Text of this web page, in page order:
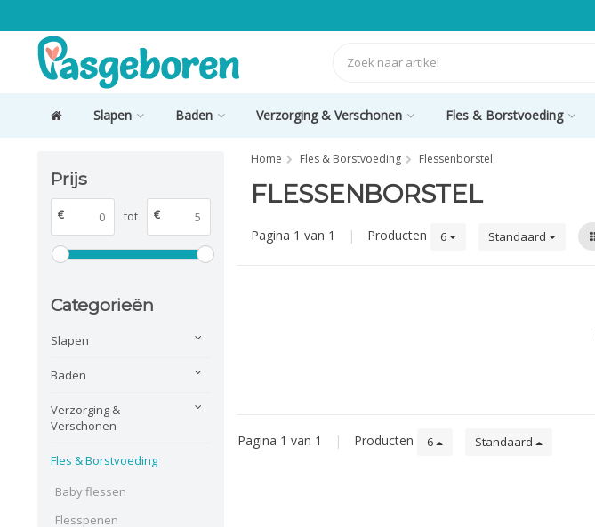
Slapen Baden Verzorging & Verschonen Fles & Borstvoeding
Prijs
€ tot €
Categorieën
Slapen
Baden
Verzorging &
Verschonen
Fles & Borstvoeding
Baby flessen
Flesspenen
Home Fles & Borstvoeding Flessenborstel
FLESSENBORSTEL
Pagina 1 van 1 | Producten 6 Standaard
Pagina 1 van 1 | Producten 6 Standaard